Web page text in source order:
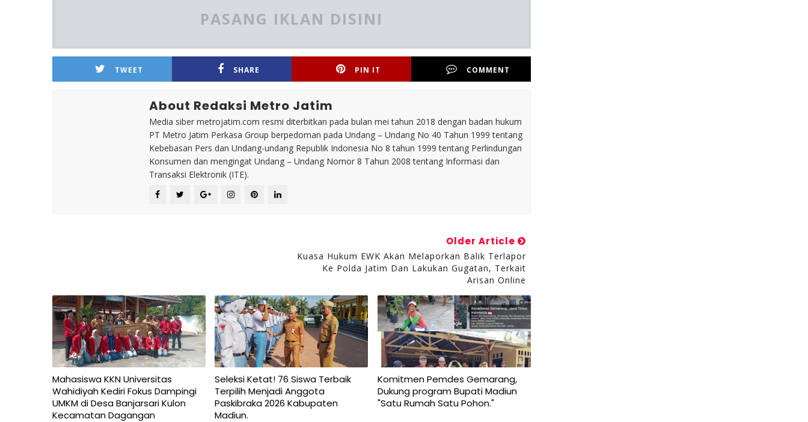
PASANG IKLAN DISINI
TWEET SHARE PIN IT COMMENT
About Redaksi Metro Jatim
Media siber metrojatim.com resmi diterbitkan pada bulan mei tahun 2018 dengan badan hukum
PT Metro Jatim Perkasa Group berpedoman pada Undang – Undang No 40 Tahun 1999 tentang
Kebebasan Pers dan Undang-undang Republik Indonesia No 8 tahun 1999 tentang Perlindungan
Konsumen dan mengingat Undang – Undang Nomor 8 Tahun 2008 tentang Informasi dan
Transaksi Elektronik (ITE).
Older Article
Kuasa Hukum EWK Akan Melaporkan Balik Terlapor
Ke Polda Jatim Dan Lakukan Gugatan, Terkait
Arisan Online
Mahasiswa KKN Universitas
Wahidiyah Kediri Fokus Dampingi
UMKM di Desa Banjarsari Kulon
Kecamatan Dagangan
Seleksi Ketat! 76 Siswa Terbaik
Terpilih Menjadi Anggota
Paskibraka 2026 Kabupaten
Madiun.
Komitmen Pemdes Gemarang,
Dukung program Bupati Madiun
"Satu Rumah Satu Pohon."